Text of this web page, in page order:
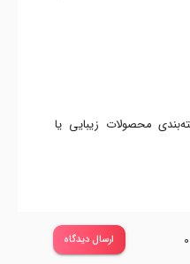
محصولات زیبایی یا
0 ارسال دیدگاه